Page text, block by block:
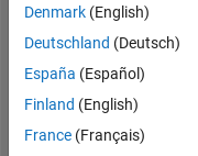
Statistiques
MATLAB Answers
10
Denmark (English)
Deutschland (Deutsch)
España (Español)
Finland (English)
France (Français)